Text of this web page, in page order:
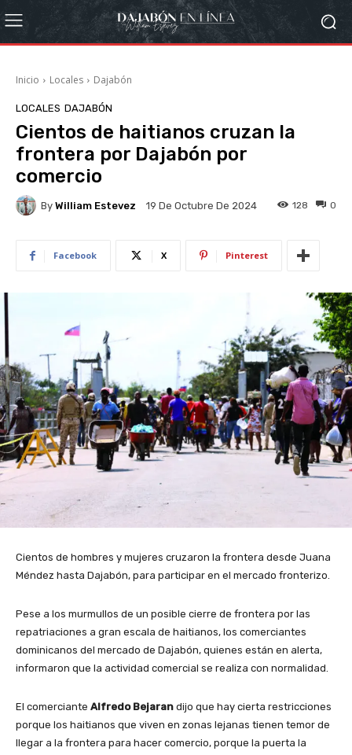
Inicio Locales Dajabón
LOCALES DAJABÓN
Cientos de haitianos cruzan la
frontera por Dajabón por
comercio
By William Estevez 19 De Octubre De 2024 0
128
Facebook X Pinterest
Cientos de hombres y mujeres cruzaron la frontera desde Juana
Méndez hasta Dajabón, para participar en el mercado fronterizo.
Pese a los murmullos de un posible cierre de frontera por las
repatriaciones a gran escala de haitianos, los comerciantes
dominicanos del mercado de Dajabón, quienes están en alerta,
informaron que la actividad comercial se realiza con normalidad.
El comerciante Alfredo Bejaran dijo que hay cierta restricciones
porque los haitianos que viven en zonas lejanas tienen temor de
llegar a la frontera para hacer comercio, porque la puerta la